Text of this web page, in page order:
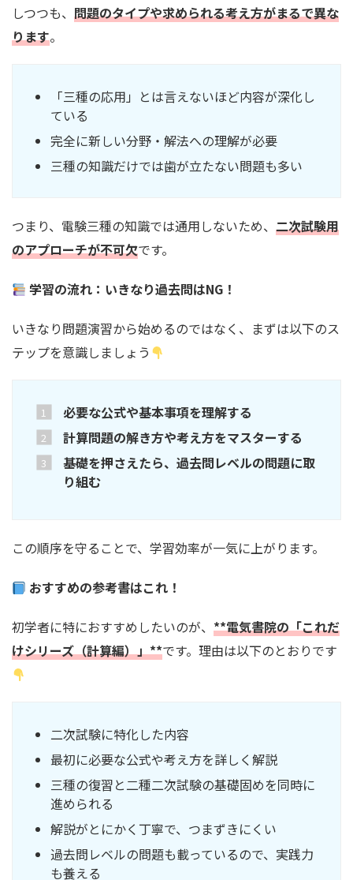
しつつも、 問題のタイプや求められる考え方がまるで異な
ります。
「三種の応用」とは言えないほど内容が深化し
ている
完全に新しい分野・解法への理解が必要
三種の知識だけでは歯が立たない問題も多い
つまり、電験三種の知識では通用しないため、 二次試験用
のアプローチが不可欠です。
学習の流れ：いきなり過去問はNG！
いきなり問題演習から始めるのではなく、まずは以下のス
テップを意識しましょう
必要な公式や基本事項を理解する
計算問題の解き方や考え方をマスターする
基礎を押さえたら、過去問レベルの問題に取
り組む
この順序を守ることで、学習効率が一気に上がります。
おすすめの参考書はこれ！
初学者に特におすすめしたいのが、 **電気書院の「これだ
けシリーズ（計算編）」**です。理由は以下のとおりです
二次試験に特化した内容
最初に必要な公式や考え方を詳しく解説
三種の復習と二種二次試験の基礎固めを同時に
進められる
解説がとにかく丁寧で、つまずきにくい
過去問レベルの問題も載っているので、実践力
も養える